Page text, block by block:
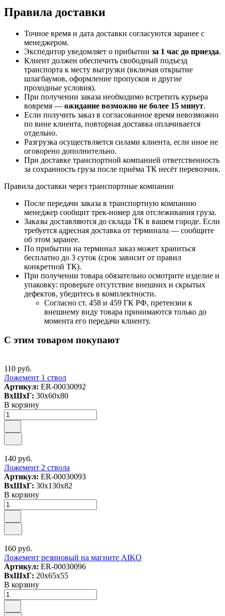
Правила доставки
Точное время и дата доставки согласуются заранее с
менеджером.
Экспедитор уведомляет о прибытии за 1 час до приезда.
Клиент должен обеспечить свободный подъезд
транспорта к месту выгрузки (включая открытие
шлагбаумов, оформление пропусков и другие
проходные условия).
При получении заказа необходимо встретить курьера
вовремя — ожидание возможно не более 15 минут.
Если получить заказ в согласованное время невозможно
по вине клиента, повторная доставка оплачивается
отдельно.
Разгрузка осуществляется силами клиента, если иное не
оговорено дополнительно.
При доставке транспортной компанией ответственность
за сохранность груза после приёма ТК несёт перевозчик.
Правила доставки через транспортные компании
После передачи заказа в транспортную компанию
менеджер сообщит трек-номер для отслеживания груза.
Заказы доставляются до склада ТК в вашем городе. Если
требуется адресная доставка от терминала — сообщите
об этом заранее.
По прибытии на терминал заказ может храниться
бесплатно до 3 суток (срок зависит от правил
конкретной ТК).
При получении товара обязательно осмотрите изделие и
упаковку: проверьте отсутствие внешних и скрытых
дефектов, убедитесь в комплектности.
Согласно ст. 458 и 459 ГК РФ, претензии к
внешнему виду товара принимаются только до
момента его передачи клиенту.
С этим товаром покупают
110 руб.
Ложемент 1 ствол
Артикул: ER-00030092
ВxШxГ: 30x60x80
В корзину
140 руб.
Ложемент 2 ствола
Артикул: ER-00030093
ВxШxГ: 30x130x82
В корзину
160 руб.
Ложемент резиновый на магните AIKO
Артикул: ER-00030096
ВxШxГ: 20x65x55
В корзину